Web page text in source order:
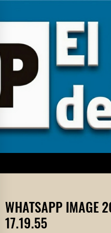
content
EL
PUEBLO
WHATSAPP IMAGE
17.19.55